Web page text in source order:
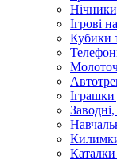
Ігрові
Кубики
Каталки